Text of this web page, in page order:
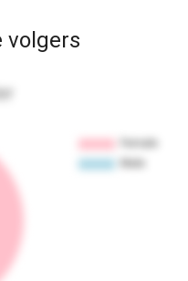
volgers